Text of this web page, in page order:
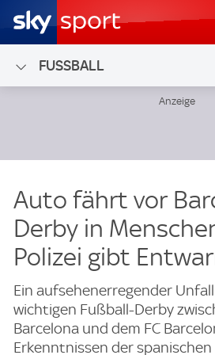
FUSSBALL
Auto fährt vor
Derby in
Polizei gibt
Ein aufsehenerregender
wichtigen Fußball-Derby
Barcelona und dem FC
Erkenntnissen der